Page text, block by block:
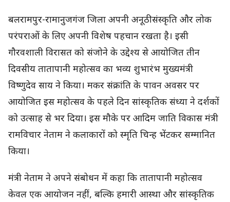
बलरामपुर-रामानुजगंज जिला अपनी अनूठी संस्कृति और लोक
परंपराओं के लिए अपनी विशेष पहचान रखता है। इसी
गौरवशाली विरासत को संजोने के उद्देश्य से आयोजित तीन
दिवसीय तातापानी महोत्सव का भव्य शुभारंभ मुख्यमंत्री
विष्णुदेव साय ने किया। मकर संक्रांति के पावन अवसर पर
आयोजित इस महोत्सव के पहले दिन सांस्कृतिक संध्या ने दर्शकों
को उत्साह से भर दिया। इस मौके पर आदिम जाति विकास मंत्री
रामविचार नेताम ने कलाकारों को स्मृति चिन्ह भेंटकर सम्मानित
किया।
मंत्री नेताम ने अपने संबोधन में कहा कि तातापानी महोत्सव
केवल एक आयोजन नहीं, बल्कि हमारी आस्था और सांस्कृतिक